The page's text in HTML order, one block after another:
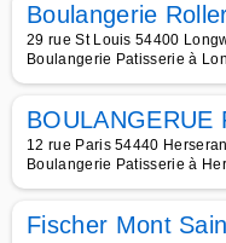
Boulangerie
29 rue St Louis 54400
Boulangerie Patisserie à
BOULANGERUE
12 rue Paris 54440
Boulangerie Patisserie à
Fischer Mont